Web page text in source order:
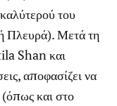
του
Πλευρά). Μετά τη
Shan και
αποφασίζει να
και στο